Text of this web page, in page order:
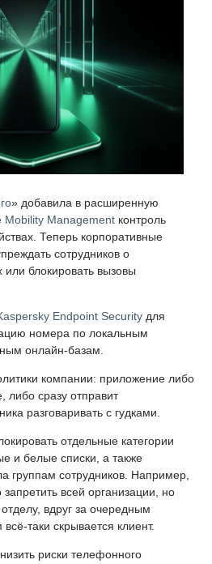
» добавила в расширенную
Mobility Management контроль
Теперь корпоративные
сотрудников о
блокировать вызовы
Endpoint Security для
номера по локальным
онлайн-базам.
компании: приложение либо
либо сразу отправит
разговаривать с гудками.
отдельные категории
и белые списки, а также
группам сотрудников. Например,
всей организации, но
вдруг за очередным
таки скрывается клиент.
риски телефонного